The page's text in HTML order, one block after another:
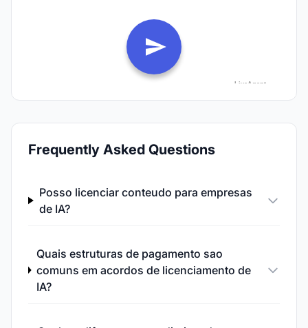
Frequently Asked Questions
Posso licenciar conteudo para empresas
de IA?
Quais estruturas de pagamento sao
comuns em acordos de licenciamento de
IA?